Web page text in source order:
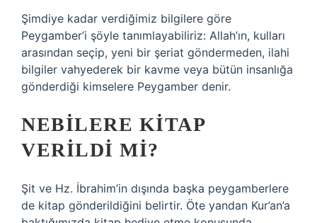
Şimdiye kadar verdiğimiz bilgilere göre
Peygamber’i şöyle tanımlayabiliriz: Allah’ın, kulları
arasından seçip, yeni bir şeriat göndermeden, ilahi
bilgiler vahyederek bir kavme veya bütün insanlığa
gönderdiği kimselere Peygamber denir.
NEBILERE KITAP
VERILDI MI?
Şit ve Hz. İbrahim’in dışında başka peygamberlere
de kitap gönderildiğini belirtir. Öte yandan Kur’an’a